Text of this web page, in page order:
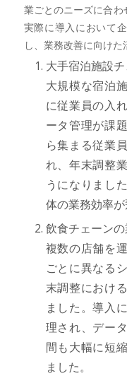
業ごとのニーズに合わ
実際に導入において
し、業務改善に向けた
大手宿泊施設
大規模な宿泊
に従業員の入
ータ管理が課
ら集まる従業
れ、年末調整
うになりまし
体の業務効率が
飲食チェーン
複数の店舗を
ごとに異なる
末調整におけ
ました。導入
理され、デー
間も大幅に短
ました。